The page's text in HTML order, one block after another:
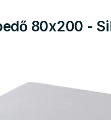
80x200 -